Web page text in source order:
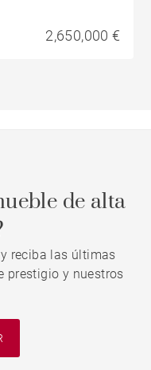
2,650,000 €
de alta
reciba las últimas
prestigio y nuestros